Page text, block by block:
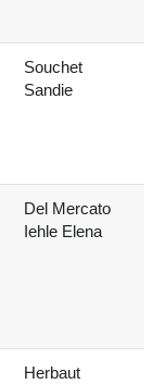
Souchet
Sandie
Del Mercato
Iehle Elena
Herbaut